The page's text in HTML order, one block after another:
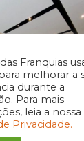
Franquias
melhorar a
durante a
Para mais
leia a nossa
Privacidade.